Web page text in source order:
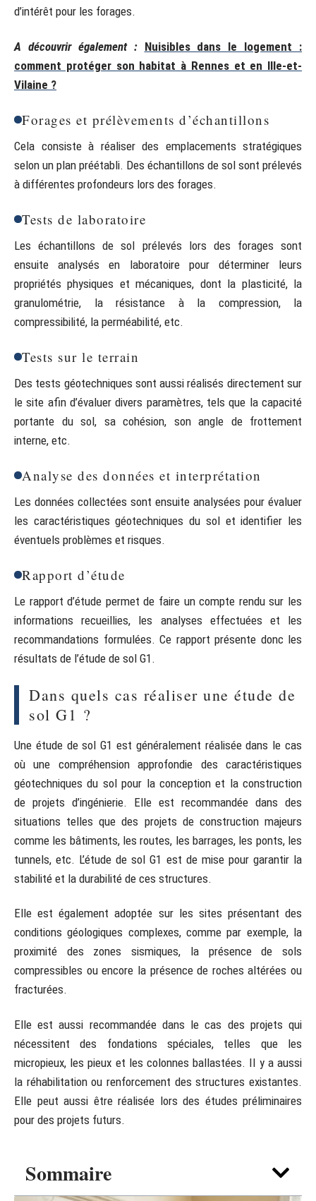
Sommaire
d’intérêt pour les forages.
A découvrir également : Nuisibles dans le logement :
comment protéger son habitat à Rennes et en Ille-et-
Vilaine ?
Forages et prélèvements d’échantillons
Cela consiste à réaliser des emplacements stratégiques
selon un plan préétabli. Des échantillons de sol sont prélevés
à différentes profondeurs lors des forages.
Tests de laboratoire
Les échantillons de sol prélevés lors des forages sont
ensuite analysés en laboratoire pour déterminer leurs
propriétés physiques et mécaniques, dont la plasticité, la
granulométrie, la résistance à la compression, la
compressibilité, la perméabilité, etc.
Tests sur le terrain
Des tests géotechniques sont aussi réalisés directement sur
le site afin d’évaluer divers paramètres, tels que la capacité
portante du sol, sa cohésion, son angle de frottement
interne, etc.
Analyse des données et interprétation
Les données collectées sont ensuite analysées pour évaluer
les caractéristiques géotechniques du sol et identifier les
éventuels problèmes et risques.
Rapport d’étude
Le rapport d’étude permet de faire un compte rendu sur les
informations recueillies, les analyses effectuées et les
recommandations formulées. Ce rapport présente donc les
résultats de l’étude de sol G1.
Dans quels cas réaliser une étude de
sol G1 ?
Une étude de sol G1 est généralement réalisée dans le cas
où une compréhension approfondie des caractéristiques
géotechniques du sol pour la conception et la construction
de projets d’ingénierie. Elle est recommandée dans des
situations telles que des projets de construction majeurs
comme les bâtiments, les routes, les barrages, les ponts, les
tunnels, etc. L’étude de sol G1 est de mise pour garantir la
stabilité et la durabilité de ces structures.
Elle est également adoptée sur les sites présentant des
conditions géologiques complexes, comme par exemple, la
proximité des zones sismiques, la présence de sols
compressibles ou encore la présence de roches altérées ou
fracturées.
Elle est aussi recommandée dans le cas des projets qui
nécessitent des fondations spéciales, telles que les
micropieux, les pieux et les colonnes ballastées. Il y a aussi
la réhabilitation ou renforcement des structures existantes.
Elle peut aussi être réalisée lors des études préliminaires
pour des projets futurs.